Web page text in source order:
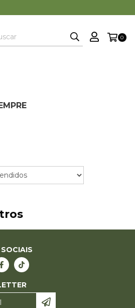
0
SOCIAIS